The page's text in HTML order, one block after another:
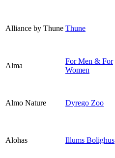
Alliance by Thune Thune
Alma
For Men & For
Women
Almo Nature Dyrego Zoo
Alohas Illums Bolighus